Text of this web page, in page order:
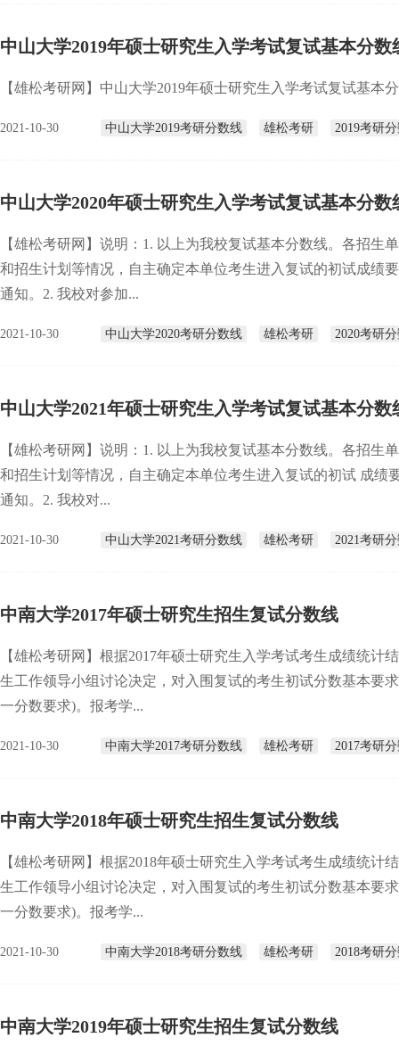
中山大学2019年硕士研究生入学考试复试基本分数
【雄松考研网】中山大学2019年硕士研究生入学考试复试基本
2021-10-30 中山大学2019考研分数线 雄松考研 2019考研
中山大学2020年硕士研究生入学考试复试基本分数
【雄松考研网】说明：1. 以上为我校复试基本分数线。各招生
和招生计划等情况，自主确定本单位考生进入复试的初试成绩
通知。2. 我校对参加...
2021-10-30 中山大学2020考研分数线 雄松考研 2020考研
中山大学2021年硕士研究生入学考试复试基本分数
【雄松考研网】说明：1. 以上为我校复试基本分数线。各招生
和招生计划等情况，自主确定本单位考生进入复试的初试 成绩
通知。2. 我校对...
2021-10-30 中山大学2021考研分数线 雄松考研 2021考研
中南大学2017年硕士研究生招生复试分数线
【雄松考研网】根据2017年硕士研究生入学考试考生成绩统计
生工作领导小组讨论决定，对入围复试的考生初试分数基本要
一分数要求)。报考学...
2021-10-30 中南大学2017考研分数线 雄松考研 2017考研
中南大学2018年硕士研究生招生复试分数线
【雄松考研网】根据2018年硕士研究生入学考试考生成绩统计
生工作领导小组讨论决定，对入围复试的考生初试分数基本要
一分数要求)。报考学...
2021-10-30 中南大学2018考研分数线 雄松考研 2018考研
中南大学2019年硕士研究生招生复试分数线